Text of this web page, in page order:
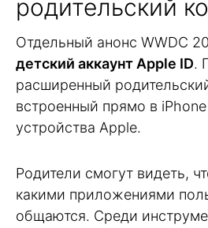
родительский
Отдельный анонс WWDC
детский аккаунт Apple ID.
расширенный
встроенный прямо в
устройства Apple.
Родители смогут видеть,
какими приложениями
общаются. Среди